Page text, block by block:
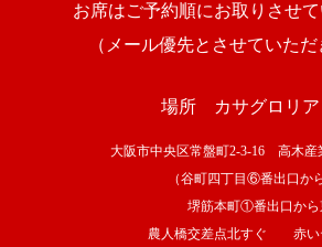
お席はご予約順にお取りさせ
（メール優先とさせていた
場所 カサグロリア
大阪市中央区常盤町2-3-16 高木産
（谷町四丁目⑥番出口から
堺筋本町①番出口から
農人橋交差点北すぐ 赤いテ